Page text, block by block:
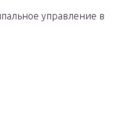
управление в